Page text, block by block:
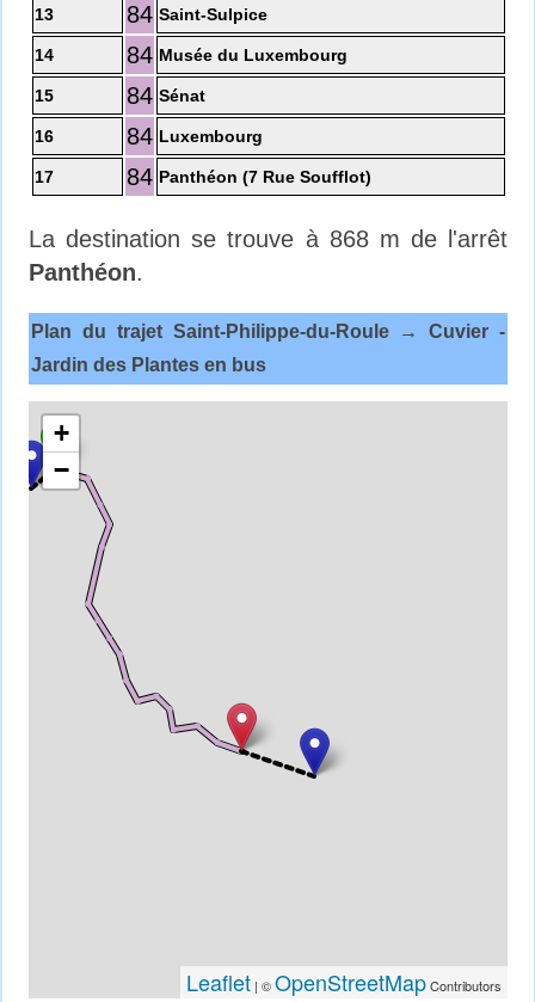
13 84 Saint-Sulpice
14 84 Musée du Luxembourg
15 84 Sénat
16 84 Luxembourg
17 84 Panthéon (7 Rue Soufflot)
La destination se trouve à 868 m de l'arrêt
Panthéon.
Plan du trajet Saint-Philippe-du-Roule → Cuvier -
Jardin des Plantes en bus
+
−
Leaflet| ©OpenStreetMapContributors